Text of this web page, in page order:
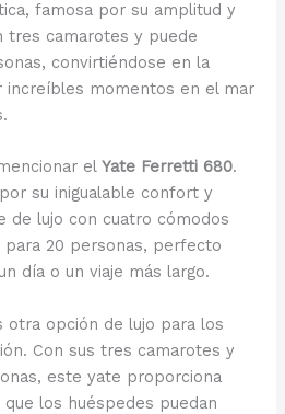
famosa por su amplitud y
tres camarotes y puede
convirtiéndose en la
increíbles momentos en el mar
elYate Ferretti 680.
su inigualable confort y
de lujo con cuatro cómodos
para 20 personas, perfecto
día o un viaje más largo.
otra opción de lujo para los
Con sus tres camarotes y
este yate proporciona
los huéspedes puedan